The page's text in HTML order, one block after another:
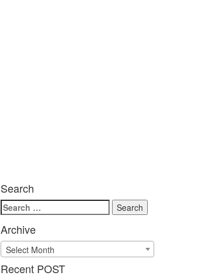
Search
Search
for:
Archive
Archive
Select Month
Recent POST